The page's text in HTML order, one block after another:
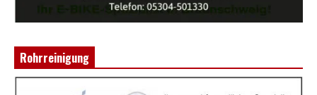
Rohrreinigung